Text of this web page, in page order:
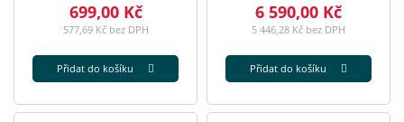
699,00 Kč
577,69 Kč bez DPH
Přidat do košíku
6 590,00 Kč
5 446,28 Kč bez DPH
Přidat do košíku